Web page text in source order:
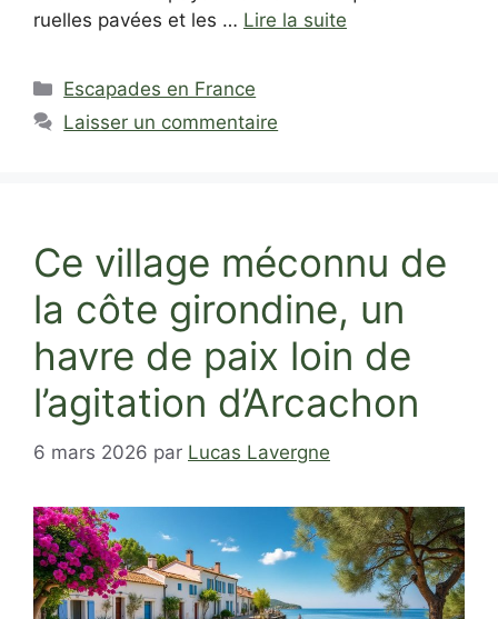
ruelles pavées et les … Lire la suite
Catégories
Escapades en France
Laisser un commentaire
Ce village méconnu de
la côte girondine, un
havre de paix loin de
l’agitation d’Arcachon
6 mars 2026 par Lucas Lavergne